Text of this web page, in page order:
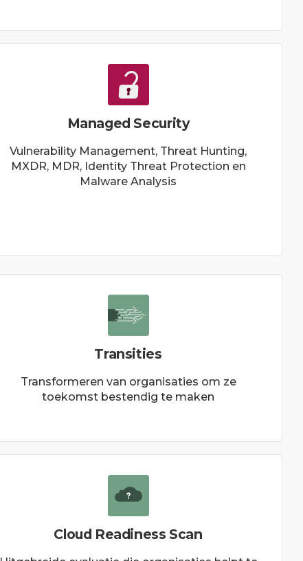
Managed Security
Vulnerability Management, Threat Hunting,
MXDR, MDR, Identity Threat Protection en
Malware Analysis
Transities
Transformeren van organisaties om ze
toekomst bestendig te maken
Cloud Readiness Scan